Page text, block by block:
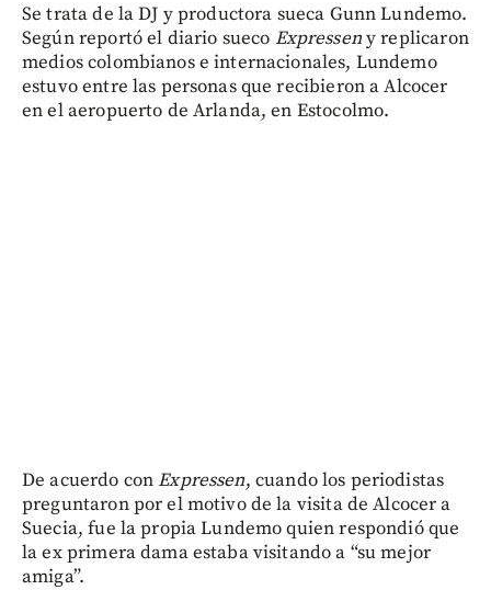
Se trata de la DJ y productora sueca Gunn Lundemo.
Según reportó el diario sueco Expresseny replicaron
medios colombianos e internacionales, Lundemo
estuvo entre las personas que recibieron a Alcocer
en el aeropuerto de Arlanda, en Estocolmo.
De acuerdo conExpressen, cuando los periodistas
preguntaron por el motivo de la visita de Alcocer a
Suecia, fue la propia Lundemo quien respondió que
la ex primera dama estaba visitando a “su mejor
amiga”.